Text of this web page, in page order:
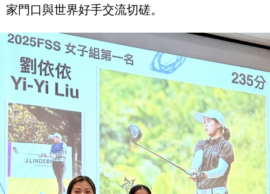
家門口與世界好手交流切磋。